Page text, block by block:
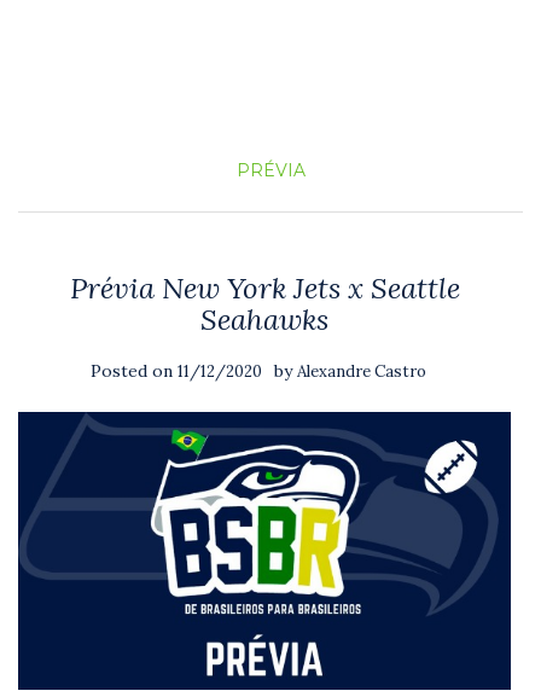
PRÉVIA
Prévia New York Jets x Seattle
Seahawks
Posted on 11/12/2020 byAlexandre Castro